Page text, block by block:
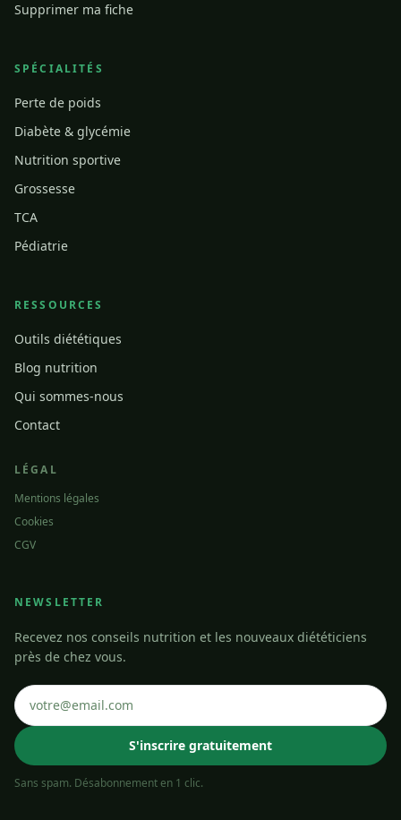
Supprimer ma fiche
SPÉCIALITÉS
Perte de poids
Diabète & glycémie
Nutrition sportive
Grossesse
TCA
Pédiatrie
RESSOURCES
Outils diététiques
Blog nutrition
Qui sommes-nous
Contact
LÉGAL
Mentions légales
Cookies
CGV
NEWSLETTER
Recevez nos conseils nutrition et les nouveaux diététiciens
près de chez vous.
S'inscrire gratuitement
Sans spam. Désabonnement en 1 clic.